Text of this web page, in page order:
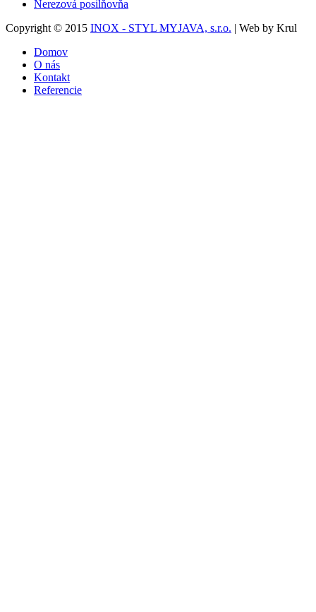
Nerezová posilňovňa
Copyright © 2015 INOX - STYL MYJAVA, s.r.o. | Web by Krul
Domov
O nás
Kontakt
Referencie